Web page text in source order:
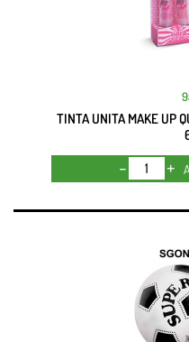
TINTA UNITA MAKE UP